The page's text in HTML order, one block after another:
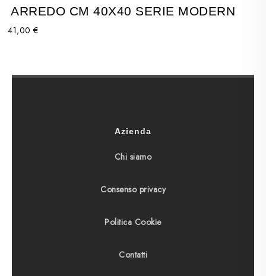
ARREDO CM 40X40 SERIE MODERN
41,00 €
Azienda
Chi siamo
Consenso privacy
Politica Cookie
Contatti